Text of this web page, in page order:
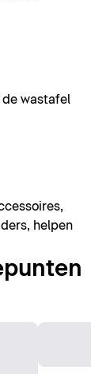
de wastafel
helpen